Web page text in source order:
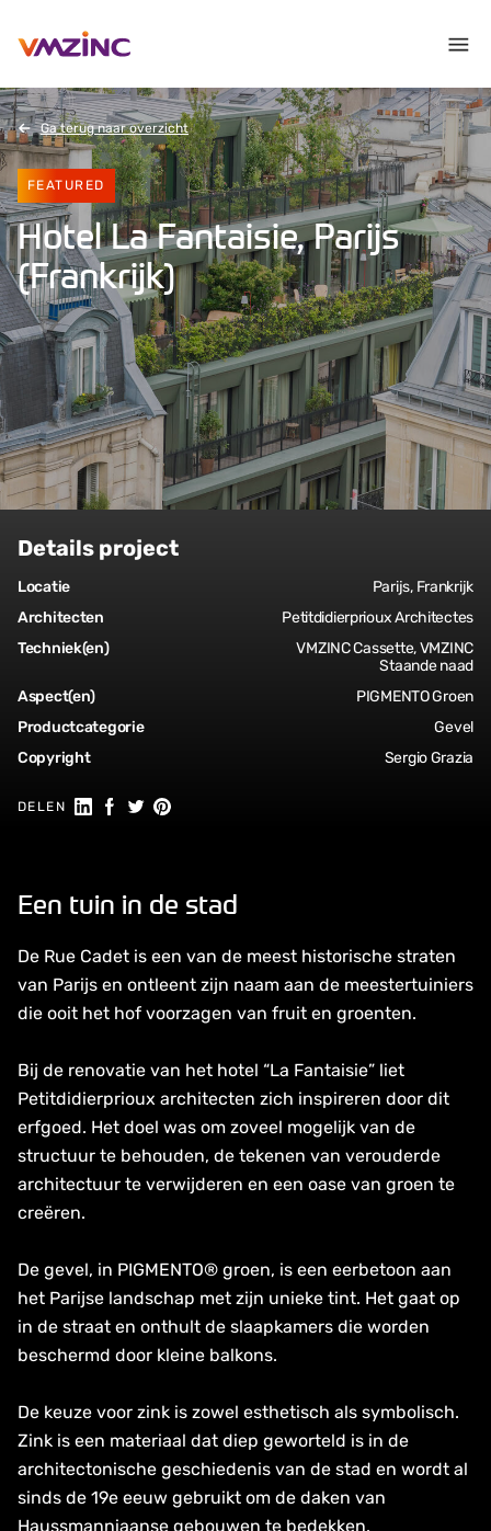
Ga terug naar overzicht
FEATURED
Hotel La Fantaisie, Parijs
(Frankrijk)
Details project
Locatie
Parijs, Frankrijk
Architecten
Petitdidierprioux Architectes
Techniek(en)
VMZINC Cassette, VMZINC
Staande naad
Aspect(en)
PIGMENTO Groen
Productcategorie
Gevel
Copyright
Sergio Grazia
DELEN Deel op LinkedIn
Deel op Facebook
Delen op Twitter
Delen op Pinterest
Een tuin in de stad
De Rue Cadet is een van de meest historische straten
van Parijs en ontleent zijn naam aan de meestertuiniers
die ooit het hof voorzagen van fruit en groenten.
Bij de renovatie van het hotel “La Fantaisie” liet
Petitdidierprioux architecten zich inspireren door dit
erfgoed. Het doel was om zoveel mogelijk van de
structuur te behouden, de tekenen van verouderde
architectuur te verwijderen en een oase van groen te
creëren.
De gevel, in PIGMENTO® groen, is een eerbetoon aan
het Parijse landschap met zijn unieke tint. Het gaat op
in de straat en onthult de slaapkamers die worden
beschermd door kleine balkons.
De keuze voor zink is zowel esthetisch als symbolisch.
Zink is een materiaal dat diep geworteld is in de
architectonische geschiedenis van de stad en wordt al
sinds de 19e eeuw gebruikt om de daken van
Haussmanniaanse gebouwen te bedekken.